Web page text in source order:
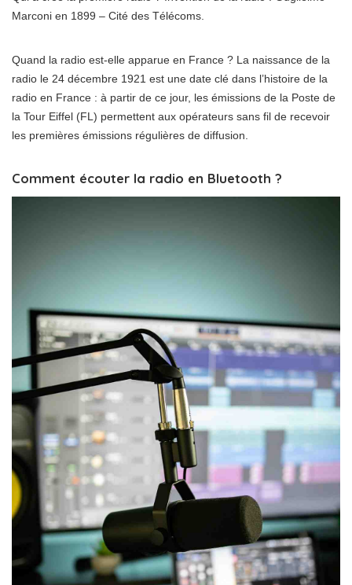
Marconi en 1899 – Cité des Télécoms.
Quand la radio est-elle apparue en France ? La naissance de la
radio le 24 décembre 1921 est une date clé dans l’histoire de la
radio en France : à partir de ce jour, les émissions de la Poste de
la Tour Eiffel (FL) permettent aux opérateurs sans fil de recevoir
les premières émissions régulières de diffusion.
Comment écouter la radio en Bluetooth ?